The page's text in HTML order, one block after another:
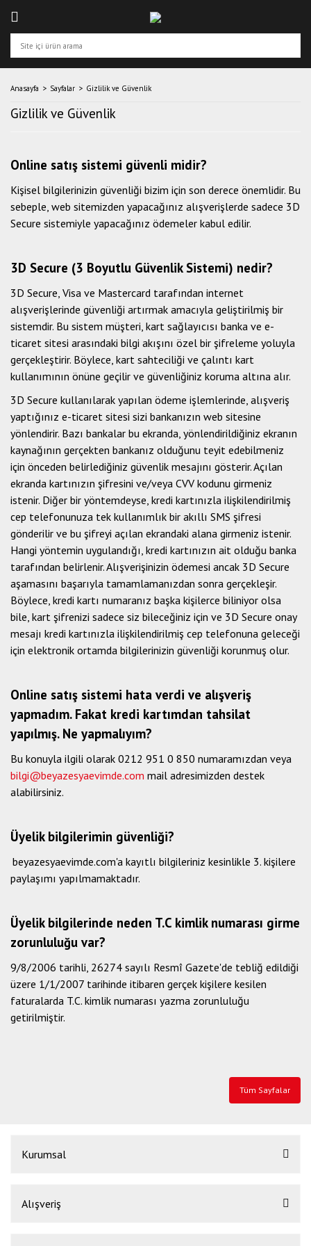
Anasayfa Sayfalar Gizlilik ve Güvenlik
Gizlilik ve Güvenlik
Online satış sistemi güvenli midir?
Kişisel bilgilerinizin güvenliği bizim için son derece önemlidir. Bu
sebeple, web sitemizden yapacağınız alışverişlerde sadece 3D
Secure sistemiyle yapacağınız ödemeler kabul edilir.
3D Secure (3 Boyutlu Güvenlik Sistemi) nedir?
3D Secure, Visa ve Mastercard tarafından internet
alışverişlerinde güvenliği artırmak amacıyla geliştirilmiş bir
sistemdir. Bu sistem müşteri, kart sağlayıcısı banka ve e-
ticaret sitesi arasındaki bilgi akışını özel bir şifreleme yoluyla
gerçekleştirir. Böylece, kart sahteciliği ve çalıntı kart
kullanımının önüne geçilir ve güvenliğiniz koruma altına alır.
3D Secure kullanılarak yapılan ödeme işlemlerinde, alışveriş
yaptığınız e-ticaret sitesi sizi bankanızın web sitesine
yönlendirir. Bazı bankalar bu ekranda, yönlendirildiğiniz ekranın
kaynağının gerçekten bankanız olduğunu teyit edebilmeniz
için önceden belirlediğiniz güvenlik mesajını gösterir. Açılan
ekranda kartınızın şifresini ve/veya CVV kodunu girmeniz
istenir. Diğer bir yöntemdeyse, kredi kartınızla ilişkilendirilmiş
cep telefonunuza tek kullanımlık bir akıllı SMS şifresi
gönderilir ve bu şifreyi açılan ekrandaki alana girmeniz istenir.
Hangi yöntemin uygulandığı, kredi kartınızın ait olduğu banka
tarafından belirlenir. Alışverişinizin ödemesi ancak 3D Secure
aşamasını başarıyla tamamlamanızdan sonra gerçekleşir.
Böylece, kredi kartı numaranız başka kişilerce biliniyor olsa
bile, kart şifrenizi sadece siz bileceğiniz için ve 3D Secure onay
mesajı kredi kartınızla ilişkilendirilmiş cep telefonuna geleceği
için elektronik ortamda bilgilerinizin güvenliği korunmuş olur.
Online satış sistemi hata verdi ve alışveriş
yapmadım. Fakat kredi kartımdan tahsilat
yapılmış. Ne yapmalıyım?
Bu konuyla ilgili olarak 0212 951 0 850 numaramızdan veya
bilgi@beyazesyaevimde.com mail adresimizden destek
alabilirsiniz.
Üyelik bilgilerimin güvenliği?
beyazesyaevimde.com'a kayıtlı bilgileriniz kesinlikle 3. kişilere
paylaşımı yapılmamaktadır.
Üyelik bilgilerinde neden T.C kimlik numarası girme
zorunluluğu var?
9/8/2006 tarihli, 26274 sayılı Resmî Gazete'de tebliğ edildiği
üzere 1/1/2007 tarihinde itibaren gerçek kişilere kesilen
faturalarda T.C. kimlik numarası yazma zorunluluğu
getirilmiştir.
Tüm Sayfalar
Kurumsal
Alışveriş